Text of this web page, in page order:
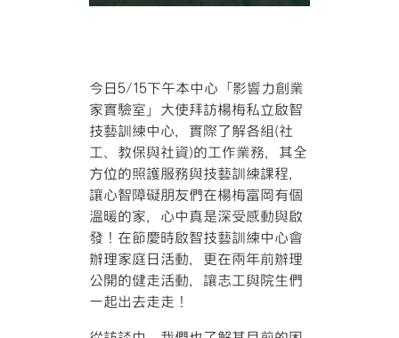
今日5/15下午本中心「影響力創業
家實驗室」大使拜訪楊梅私立啟智
技藝訓練中心，實際了解各組(社
工、教保與社資)的工作業務，其全
方位的照護服務與技藝訓練課程，
讓心智障礙朋友們在楊梅富岡有個
溫暖的家，心中真是深受感動與啟
發！在節慶時啟智技藝訓練中心會
辦理家庭日活動，更在兩年前辦理
公開的健走活動，讓志工與院生們
一起出去走走！